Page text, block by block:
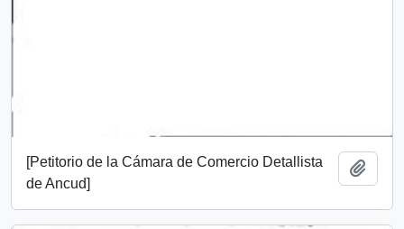
[Petitorio de la Cámara de Comercio Detallista
de Ancud]